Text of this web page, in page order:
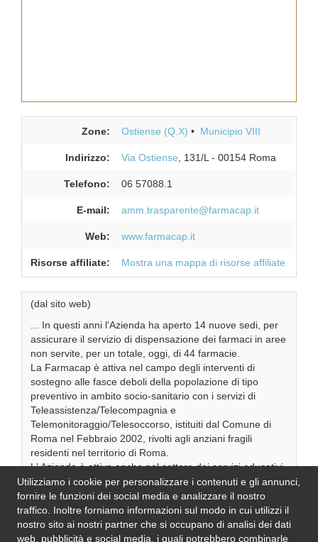
Zone: Ostiense (Q.X) Municipio VIII
Indirizzo: Via Ostiense , 131/L - 00154 Roma
Telefono: 06 57088.1
E-mail: amm.trasparente@farmacap.it
Web: www.farmacap.it
Risorse affiliate: Mostra una mappa di risorse affiliate
(dal sito web)
... In questi anni l'Azienda ha aperto 14 nuove sedi, per
assicurare il servizio di dispensazione dei farmaci in aree
non servite, per un totale, oggi, di 44 farmacie.
La Farmacap è attiva nel campo degli interventi di
sostegno alle fasce deboli della popolazione di tipo
preventivo in ambito socio-sanitario con i servizi di
Teleassistenza/Telecompagnia e
Telemonitoraggio/Telesoccorso, istituiti dal Comune di
Roma nel Febbraio 2002, rivolti agli anziani fragili
residenti nel territorio di Roma.
L' Azienda è attiva anche nel settore dei servizi educativi.
Se l'informazione in questa pagina non è corretta, aggiornata e
completa,inviaci una nota. Grazie!
Utilizziamo i cookie per personalizzare i contenuti e gli annunci,
fornire le funzioni dei social media e analizzare il nostro
traffico. Inoltre forniamo informazioni sul modo in cui utilizzi il
nostro sito ai nostri partner che si occupano di analisi dei dati
web, pubblicità e social media, i quali potrebbero combinarle